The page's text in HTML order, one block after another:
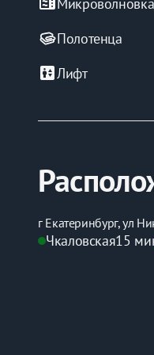
Полотенца
elevatorЛифт
г Екатеринбург, ул
Чкаловская15